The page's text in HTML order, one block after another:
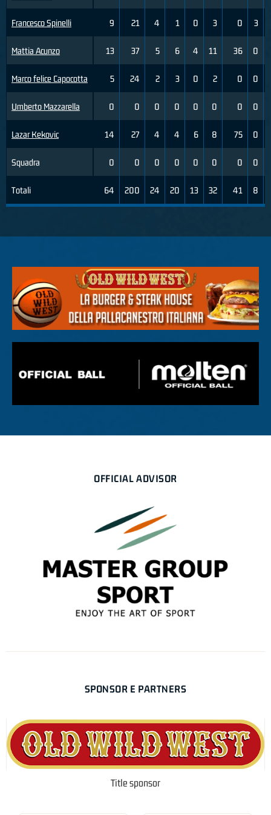
Francesco Spinelli
Mattia Acunzo
Marco felice Capocotta
Umberto Mazzarella
Lazar Kekovic
Squadra
Totali
9 21 4 1 0 3 0 3
13 37 5 6 4 11 36 0
5 24 2 3 0 2 0 0
0 0 0 0 0 0 0 0
14 27 4 4 6 8 75 0
0 0 0 0 0 0 0 0
64 200 24 20 13 32 41 8
OFFICIAL ADVISOR
SPONSOR E PARTNERS
Title sponsor